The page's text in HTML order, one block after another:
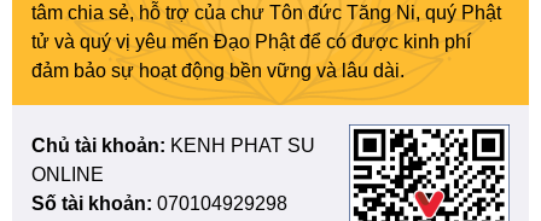
tâm chia sẻ, hỗ trợ của chư Tôn đức Tăng Ni, quý Phật
tử và quý vị yêu mến Đạo Phật để có được kinh phí
đảm bảo sự hoạt động bền vững và lâu dài.
Chủ tài khoản: KENH PHAT SU
ONLINE
Số tài khoản: 070104929298